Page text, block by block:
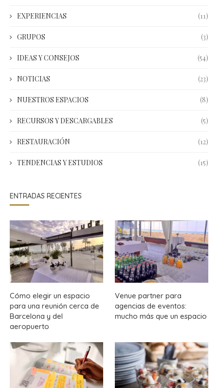
EXPERIENCIAS (11)
GRUPOS (3)
IDEAS Y CONSEJOS (54)
NOTICIAS (23)
NUESTROS ESPACIOS (8)
RECURSOS Y DESCARGABLES (5)
RESTAURACIÓN (12)
TENDENCIAS Y ESTUDIOS (15)
ENTRADAS RECIENTES
Cómo elegir un espacio
para una reunión cerca de
Barcelona y del
aeropuerto
Venue partner para
agencias de eventos:
mucho más que un espacio